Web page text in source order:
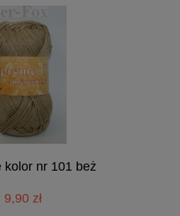
kolor nr 101 beż
9,90 zł